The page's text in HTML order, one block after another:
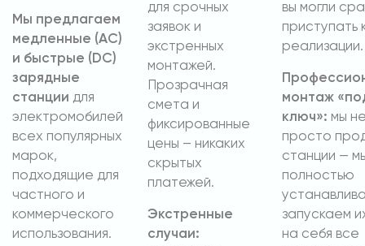
Мы предлагаем
медленные (AC)
и быстрые (DC)
зарядные
станции для
электромобилей
всех популярных
марок,
подходящие для
частного и
коммерческого
использования.
для срочных
заявок и
экстренных
монтажей.
Прозрачная
смета и
фиксированные
цены – никаких
скрытых
платежей.
Экстренные
случаи:
вы могли
приступать
реализации.
монтаж
ключ»: мы
просто
станции —
полностью
запускаем
на себя все